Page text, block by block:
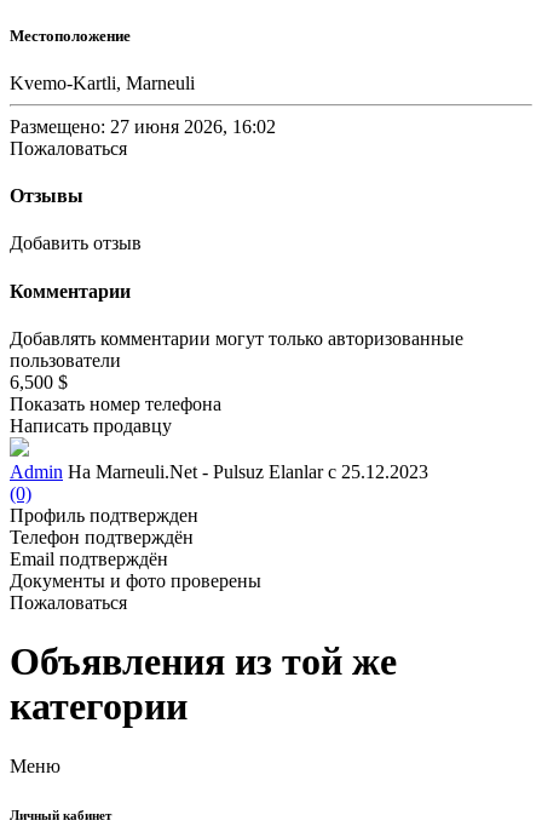
Местоположение
Kvemo-Kartli, Marneuli
Размещено: 27 июня 2026, 16:02
Пожаловаться
Отзывы
Добавить отзыв
Комментарии
Добавлять комментарии могут только авторизованные
пользователи
6,500 $
Показать номер телефона
Написать продавцу
Admin На Marneuli.Net - Pulsuz Elanlar с 25.12.2023
(0)
Профиль подтвержден
Телефон подтверждён
Email подтверждён
Документы и фото проверены
Пожаловаться
Объявления из той же
категории
Меню
Личный кабинет